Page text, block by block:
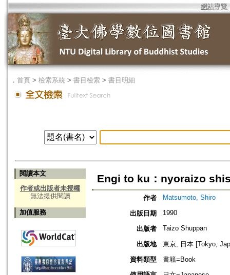
網站導覽
． 首頁 > 檢索系統 > 書目檢索 > 書目明細
閱讀本文
作者或出版者未授權
無法提供閱讀
加值服務
Engi to ku：nyoraizo
作者 Matsumoto, Shiro
出版日期 1990
出版者 Taizo Shuppan
出版地
東京, 日本 [Tokyo,
資料類型
書籍=Book